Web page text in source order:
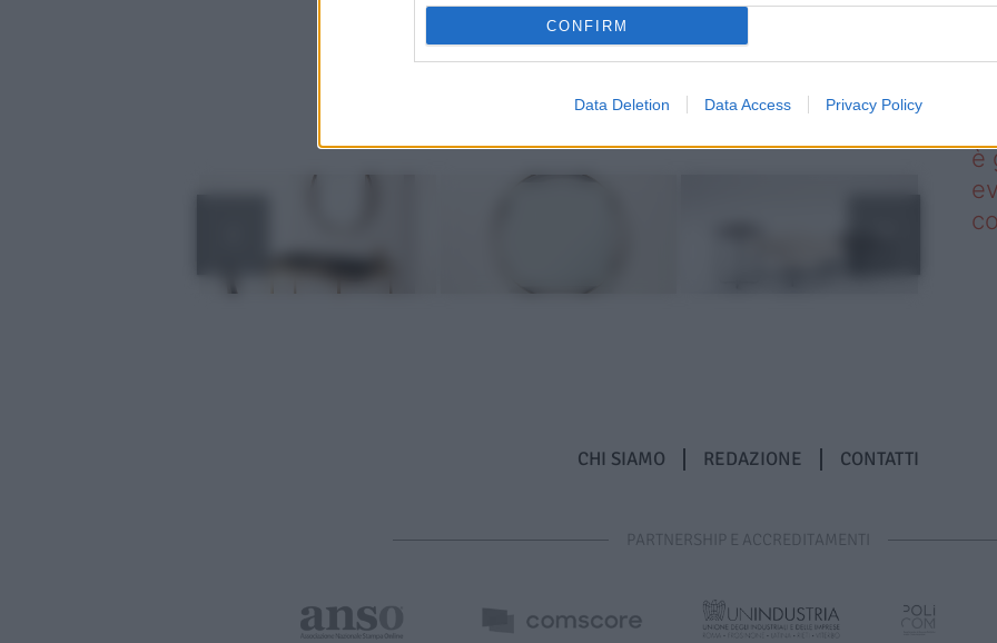
CONFIRM
Data Deletion Data Access Privacy Policy
Il
è
CHI SIAMO REDAZIONE CONTATTI
PARTNERSHIP E ACCREDITAMENTI